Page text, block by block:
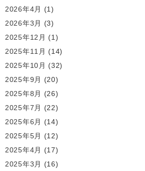
2026年4月
(1)
2026年3月
(3)
2025年12月 (1)
2025年11月 (14)
2025年10月 (32)
2025年9月
(20)
2025年8月
(26)
2025年7月
(22)
2025年6月
(14)
2025年5月
(12)
2025年4月
(17)
2025年3月
(16)